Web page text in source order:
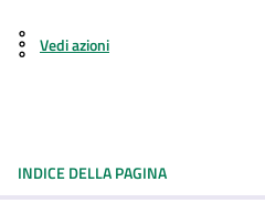
Vedi azioni
INDICE DELLA PAGINA